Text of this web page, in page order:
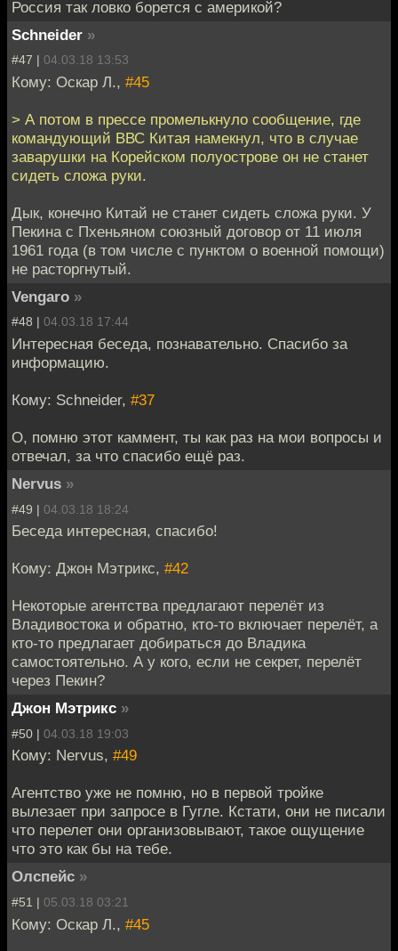
Россия так ловко борется с америкой?
Schneider »
#47 | 04.03.18 13:53
Кому: Оскар Л., #45
> А потом в прессе промелькнуло сообщение, где
командующий ВВС Китая намекнул, что в случае
заварушки на Корейском полуострове он не станет
сидеть сложа руки.
Дык, конечно Китай не станет сидеть сложа руки. У
Пекина с Пхеньяном союзный договор от 11 июля
1961 года (в том числе с пунктом о военной помощи)
не расторгнутый.
Vengaro »
#48 | 04.03.18 17:44
Интересная беседа, познавательно. Спасибо за
информацию.
Кому: Schneider, #37
О, помню этот каммент, ты как раз на мои вопросы и
отвечал, за что спасибо ещё раз.
Nervus »
#49 | 04.03.18 18:24
Беседа интересная, спасибо!
Кому: Джон Мэтрикс, #42
Некоторые агентства предлагают перелёт из
Владивостока и обратно, кто-то включает перелёт, а
кто-то предлагает добираться до Владика
самостоятельно. А у кого, если не секрет, перелёт
через Пекин?
Джон Мэтрикс »
#50 | 04.03.18 19:03
Кому: Nervus, #49
Агентство уже не помню, но в первой тройке
вылезает при запросе в Гугле. Кстати, они не писали
что перелет они организовывают, такое ощущение
что это как бы на тебе.
Олспейс »
#51 | 05.03.18 03:21
Кому: Оскар Л., #45